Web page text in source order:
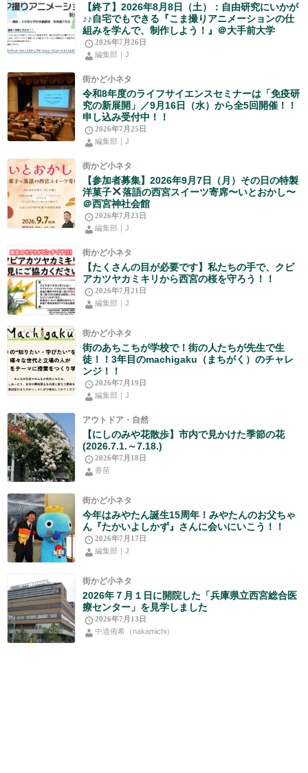
【終了】2026年8月8日（土）：自由研究にいかが
♪♪自宅でもできる『こま撮りアニメーションの仕
組みを学んで、制作しよう！』＠大手前大学
2026年7月26日
編集部｜J
街かど小ネタ
令和8年度のライフサイエンスセミナーは「免疫研
究の新展開」／9月16日（水）から全5回開催！！
申し込み受付中！！
2026年7月25日
編集部｜J
街かど小ネタ
【参加者募集】2026年9月7日（月）その日の特製
洋菓子
落語の西宮スイーツ寄席〜いとおかし〜
＠西宮神社会館
2026年7月23日
編集部｜J
街かど小ネタ
【たくさんの目が必要です】私たちの手で、クビ
アカツヤカミキリから西宮の桜を守ろう！！
2026年7月21日
編集部｜J
街かど小ネタ
街のあちこちが学校で！街の人たちが先生で生
徒！！3年目のmachigaku（まちがく）のチャレ
ンジ！！
2026年7月19日
編集部｜J
アウトドア・自然
【にしのみや花散歩】市内で見かけた季節の花
(2026.7.1.～7.18.)
2026年7月18日
香苗
街かど小ネタ
今年はみやたん誕生15周年！みやたんのお父ちゃ
ん『たかいよしかず』さんに会いにいこう！！
2026年7月17日
編集部｜J
街かど小ネタ
2026年７月１日に開院した「兵庫県立西宮総合医
療センター」を見学しました
2026年7月13日
中道侑希（nakamichi）